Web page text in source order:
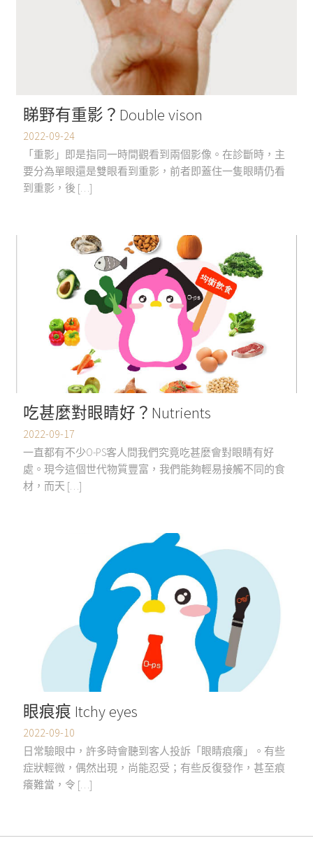
睇野有重影？Double vison
2022-09-24
「重影」即是指同一時間觀看到兩個影像。在診斷時，主
要分為單眼還是雙眼看到重影，前者即蓋住一隻眼睛仍看
到重影，後 […]
吃甚麼對眼睛好？Nutrients
2022-09-17
一直都有不少O-PS客人問我們究竟吃甚麼會對眼睛有好
處。現今這個世代物質豐富，我們能夠輕易接觸不同的食
材，而天 […]
眼痕痕 Itchy eyes
2022-09-10
日常驗眼中，許多時會聽到客人投訴「眼睛痕癢」。有些
症狀輕微，偶然出現，尚能忍受；有些反復發作，甚至痕
癢難當，令 […]